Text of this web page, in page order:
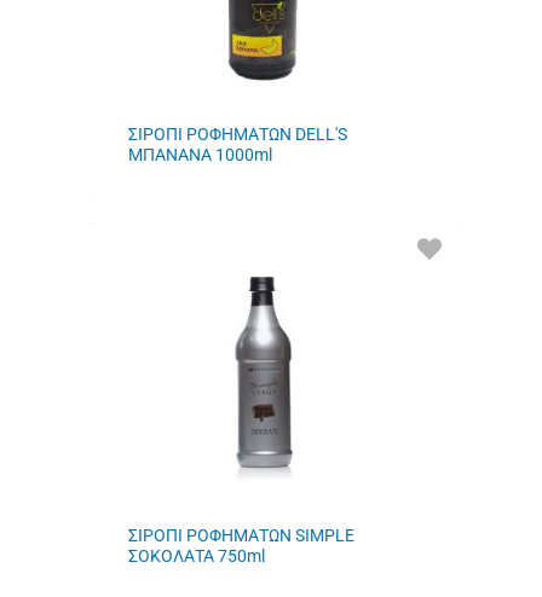
ΣΙΡΟΠΙ ΡΟΦΗΜΑΤΩΝ DELL'S
ΜΠΑΝΑΝΑ 1000ml
ΣΙΡΟΠΙ ΡΟΦΗΜΑΤΩΝ SIMPLE
ΣΟΚΟΛΑΤΑ 750ml
ΠΡΟΣΘΗΚΗ